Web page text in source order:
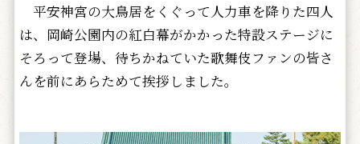
平安神宮の大鳥居をくぐって人力車を降りた四人
は、岡崎公園内の紅白幕がかかった特設ステージに
そろって登場、待ちかねていた歌舞伎ファンの皆さ
んを前にあらためて挨拶しました。